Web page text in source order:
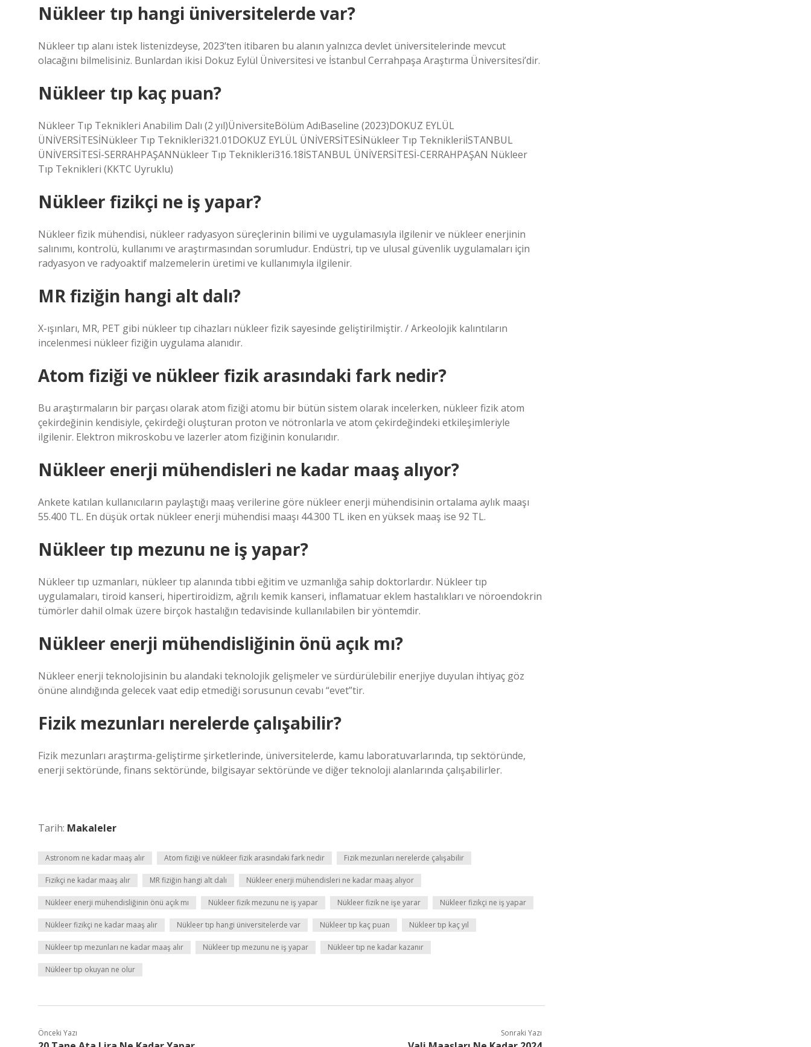
Nükleer tıp hangi üniversitelerde var?
Nükleer tıp alanı istek listenizdeyse, 2023’ten itibaren bu alanın yalnızca devlet üniversitelerinde mevcut
olacağını bilmelisiniz. Bunlardan ikisi Dokuz Eylül Üniversitesi ve İstanbul Cerrahpaşa Araştırma Üniversitesi’dir.
Nükleer tıp kaç puan?
Nükleer Tıp Teknikleri Anabilim Dalı (2 yıl)ÜniversiteBölüm AdıBaseline (2023)DOKUZ EYLÜL
ÜNİVERSİTESİNükleer Tıp Teknikleri321.01DOKUZ EYLÜL ÜNİVERSİTESİNükleer Tıp TeknikleriİSTANBUL
ÜNİVERSİTESİ-SERRAHPAŞANNükleer Tıp Teknikleri316.18İSTANBUL ÜNİVERSİTESİ-CERRAHPAŞAN Nükleer
Tıp Teknikleri (KKTC Uyruklu)
Nükleer fizikçi ne iş yapar?
Nükleer fizik mühendisi, nükleer radyasyon süreçlerinin bilimi ve uygulamasıyla ilgilenir ve nükleer enerjinin
salınımı, kontrolü, kullanımı ve araştırmasından sorumludur. Endüstri, tıp ve ulusal güvenlik uygulamaları için
radyasyon ve radyoaktif malzemelerin üretimi ve kullanımıyla ilgilenir.
MR fiziğin hangi alt dalı?
X-ışınları, MR, PET gibi nükleer tıp cihazları nükleer fizik sayesinde geliştirilmiştir. / Arkeolojik kalıntıların
incelenmesi nükleer fiziğin uygulama alanıdır.
Atom fiziği ve nükleer fizik arasındaki fark nedir?
Bu araştırmaların bir parçası olarak atom fiziği atomu bir bütün sistem olarak incelerken, nükleer fizik atom
çekirdeğinin kendisiyle, çekirdeği oluşturan proton ve nötronlarla ve atom çekirdeğindeki etkileşimleriyle
ilgilenir. Elektron mikroskobu ve lazerler atom fiziğinin konularıdır.
Nükleer enerji mühendisleri ne kadar maaş alıyor?
Ankete katılan kullanıcıların paylaştığı maaş verilerine göre nükleer enerji mühendisinin ortalama aylık maaşı
55.400 TL. En düşük ortak nükleer enerji mühendisi maaşı 44.300 TL iken en yüksek maaş ise 92 TL.
Nükleer tıp mezunu ne iş yapar?
Nükleer tıp uzmanları, nükleer tıp alanında tıbbi eğitim ve uzmanlığa sahip doktorlardır. Nükleer tıp
uygulamaları, tiroid kanseri, hipertiroidizm, ağrılı kemik kanseri, inflamatuar eklem hastalıkları ve nöroendokrin
tümörler dahil olmak üzere birçok hastalığın tedavisinde kullanılabilen bir yöntemdir.
Nükleer enerji mühendisliğinin önü açık mı?
Nükleer enerji teknolojisinin bu alandaki teknolojik gelişmeler ve sürdürülebilir enerjiye duyulan ihtiyaç göz
önüne alındığında gelecek vaat edip etmediği sorusunun cevabı “evet”tir.
Fizik mezunları nerelerde çalışabilir?
Fizik mezunları araştırma-geliştirme şirketlerinde, üniversitelerde, kamu laboratuvarlarında, tıp sektöründe,
enerji sektöründe, finans sektöründe, bilgisayar sektöründe ve diğer teknoloji alanlarında çalışabilirler.
Tarih: Makaleler
Astronom ne kadar maaş alır Atom fiziği ve nükleer fizik arasındaki fark nedir Fizik mezunları nerelerde çalışabilir
Fizikçi ne kadar maaş alır MR fiziğin hangi alt dalı Nükleer enerji mühendisleri ne kadar maaş alıyor
Nükleer enerji mühendisliğinin önü açık mı Nükleer fizik mezunu ne iş yapar Nükleer fizik ne işe yarar Nükleer fizikçi ne iş yapar
Nükleer fizikçi ne kadar maaş alır Nükleer tıp hangi üniversitelerde var Nükleer tıp kaç puan Nükleer tıp kaç yıl
Nükleer tıp mezunları ne kadar maaş alır Nükleer tıp mezunu ne iş yapar Nükleer tıp ne kadar kazanır
Nükleer tıp okuyan ne olur
Önceki Yazı Sonraki Yazı